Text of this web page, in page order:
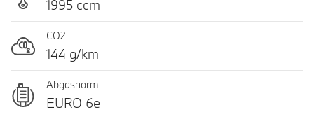
1995 ccm
CO2
144 g/km
Abgasnorm
EURO 6e